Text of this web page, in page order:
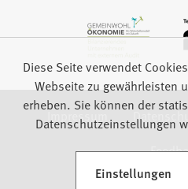
Impressum
Diese Seite verwendet
Webseite zu gewährleisten
erheben. Sie können der
Datenschutzeinstellungen
Einstellungen
(Öffnet in einem neuen Tab)